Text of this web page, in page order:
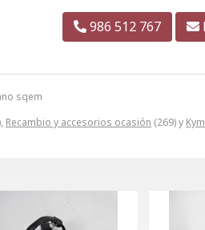
sqem
Recambio y accesorios ocasión (269) y
986 512 767